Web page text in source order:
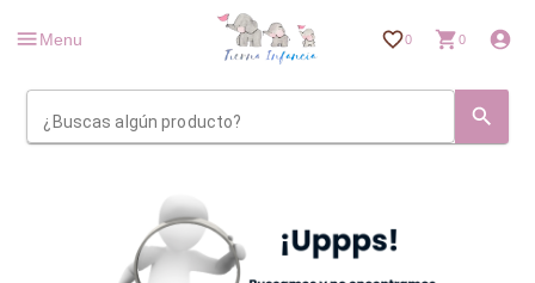
Menu 0 0
¿Buscas algún producto?